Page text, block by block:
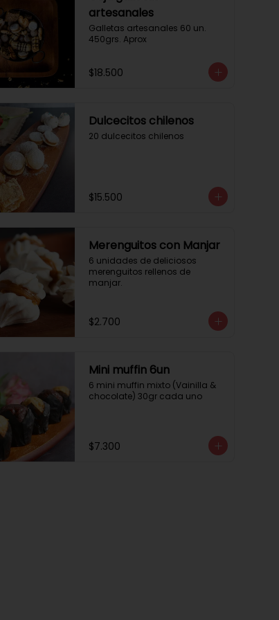
artesanales
Galletas artesanales 60 un.
450grs. Aprox
$18.500
Dulcecitos chilenos
20 dulcecitos chilenos
$15.500
Merenguitos con Manjar
6 unidades de deliciosos
merenguitos rellenos de
manjar.
$2.700
Mini muffin 6un
6 mini muffin mixto (Vainilla &
chocolate) 30gr cada uno
$7.300